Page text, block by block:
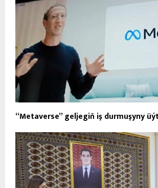
“Metaverse” geljegiň iş durmuşyny